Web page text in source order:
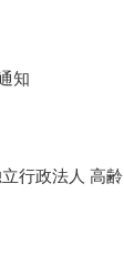
知
行政法人 高